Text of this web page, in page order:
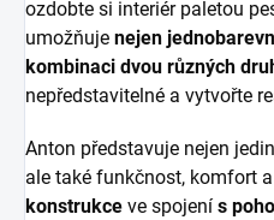
ozdobte si interiér paletou
umožňuje nejen
kombinaci dvou různých
nepředstavitelné a vytvořte
Anton představuje nejen
ale také funkčnost, komfort
konstrukce ve spojení s